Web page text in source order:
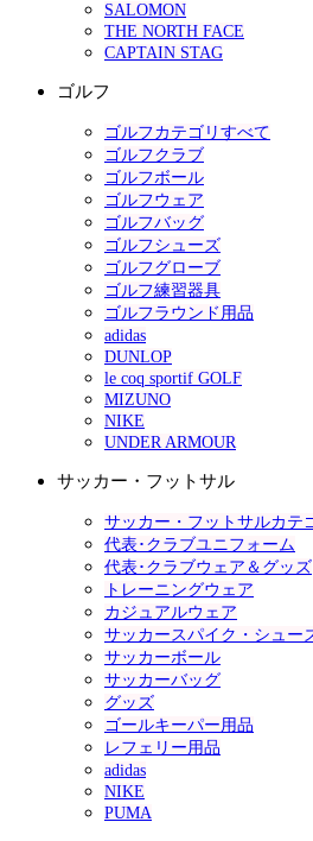
SALOMON
THE NORTH FACE
CAPTAIN STAG
ゴルフ
ゴルフカテゴリすべて
ゴルフクラブ
ゴルフボール
ゴルフウェア
ゴルフバッグ
ゴルフシューズ
ゴルフグローブ
ゴルフ練習器具
ゴルフラウンド用品
adidas
DUNLOP
le coq sportif GOLF
MIZUNO
NIKE
UNDER ARMOUR
サッカー・フットサル
サッカー・フットサルカテ
代表･クラブユニフォーム
代表･クラブウェア＆グッズ
トレーニングウェア
カジュアルウェア
サッカースパイク・シュー
サッカーボール
サッカーバッグ
グッズ
ゴールキーパー用品
レフェリー用品
adidas
NIKE
PUMA